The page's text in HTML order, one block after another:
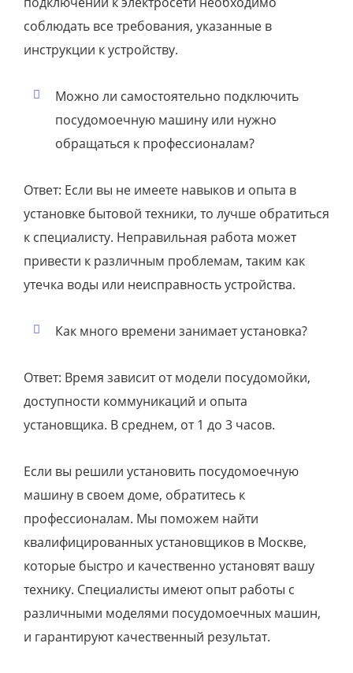
соблюдать все требования, указанные в
инструкции к устройству.
Можно ли самостоятельно подключить
посудомоечную машину или нужно
обращаться к профессионалам?
Ответ: Если вы не имеете навыков и опыта в
установке бытовой техники, то лучше обратиться
к специалисту. Неправильная работа может
привести к различным проблемам, таким как
утечка воды или неисправность устройства.
Как много времени занимает установка?
Ответ: Время зависит от модели посудомойки,
доступности коммуникаций и опыта
установщика. В среднем, от 1 до 3 часов.
Если вы решили установить посудомоечную
машину в своем доме, обратитесь к
профессионалам. Мы поможем найти
квалифицированных установщиков в Москве,
которые быстро и качественно установят вашу
технику. Специалисты имеют опыт работы с
различными моделями посудомоечных машин,
и гарантируют качественный результат.